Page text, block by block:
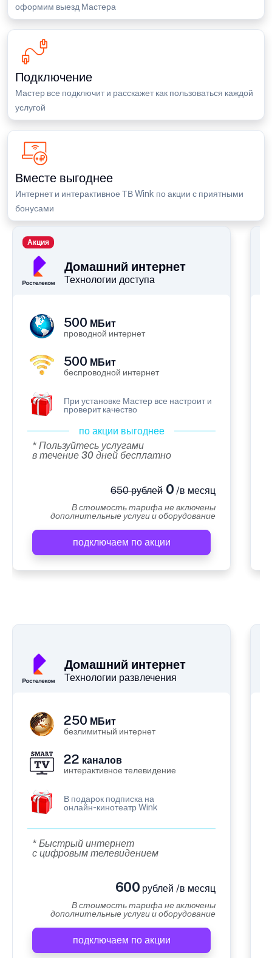
оформим выезд Мастера
Подключение
Мастер все подключит и расскажет как пользоваться каждой
услугой
Вместе выгоднее
Интернет и интерактивное ТВ Wink по акции с приятными
бонусами
Домашний интернет
Технологии доступа
Акция
500 МБит
проводной интернет
500 МБит
беспроводной интернет
При установке Мастер все настроит и
проверит качество
по акции выгоднее
* Пользуйтесь услугами
в течение 30 дней бесплатно
650 рублей0 /в месяц
В стоимость тарифа не включены
дополнительные услуги и оборудование
подключаем по акции
Домашний интернет
Технологии развлечения
250 МБит
безлимитный интернет
22 каналов
интерактивное телевидение
В подарок подписка на
онлайн-кинотеатр Wink
* Быстрый интернет
с цифровым телевидением
600 рублей /в месяц
В стоимость тарифа не включены
дополнительные услуги и оборудование
подключаем по акции